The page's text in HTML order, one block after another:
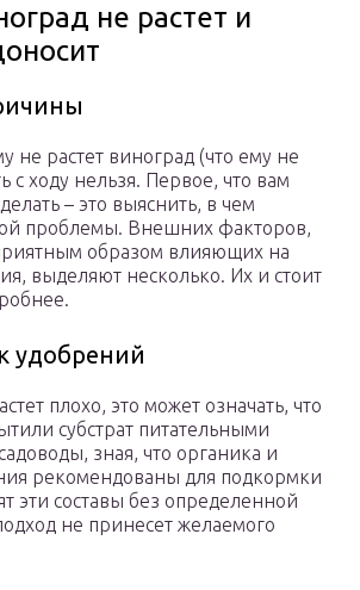
не растет и
не растет виноград (что ему не
с ходу нельзя. Первое, что вам
– это выяснить, в чем
проблемы. Внешних факторов,
образом влияющих на
выделяют несколько. Их и стоит
удобрений
плохо, это может означать, что
субстрат питательными
зная, что органика и
рекомендованы для подкормки
эти составы без определенной
не принесет желаемого